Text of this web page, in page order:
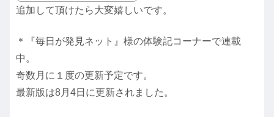
追加して頂けたら大変嬉しいです。
＊『毎日が発見ネット』様の体験記コーナーで連載
中。
奇数月に１度の更新予定です。
最新版は8月4日に更新されました。